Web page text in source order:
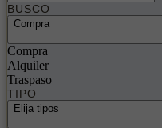
BUSCO
Compra
Compra
Alquiler
Traspaso
TIPO
Elija tipos